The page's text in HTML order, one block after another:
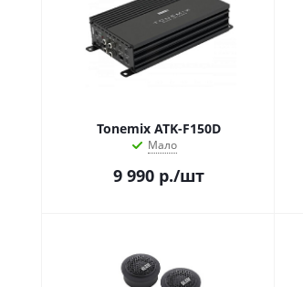
Tonemix ATK-F150D
Мало
9 990р./шт